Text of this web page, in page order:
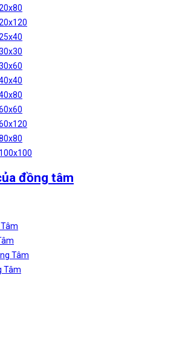
đồng tâm
Tâm
Tâm